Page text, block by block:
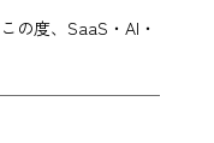
の度、SaaS・AI・